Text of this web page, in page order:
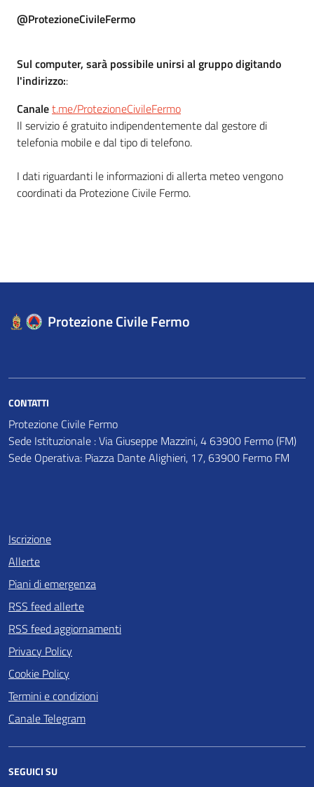
@ProtezioneCivileFermo
Sul computer, sarà possibile unirsi al gruppo digitando
l'indirizzo::
Canalet.me/ProtezioneCivileFermo
Il servizio é gratuito indipendentemente dal gestore di
telefonia mobile e dal tipo di telefono.
I dati riguardanti le informazioni di allerta meteo vengono
coordinati da Protezione Civile Fermo.
Protezione Civile Fermo
CONTATTI
Protezione Civile Fermo
Sede Istituzionale : Via Giuseppe Mazzini, 4 63900 Fermo (FM)
Sede Operativa: Piazza Dante Alighieri, 17, 63900 Fermo FM
Iscrizione
Allerte
Piani di emergenza
RSS feed allerte
RSS feed aggiornamenti
Privacy Policy
Cookie Policy
Termini e condizioni
Canale Telegram
SEGUICI SU